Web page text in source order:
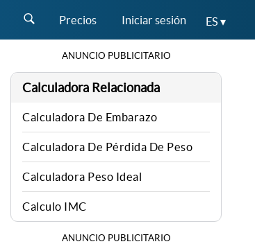
Precios Iniciar sesión ES ▾
ANUNCIO PUBLICITARIO
Calculadora Relacionada
Calculadora De Embarazo
Calculadora De Pérdida De Peso
Calculadora Peso Ideal
Calculo IMC
ANUNCIO PUBLICITARIO